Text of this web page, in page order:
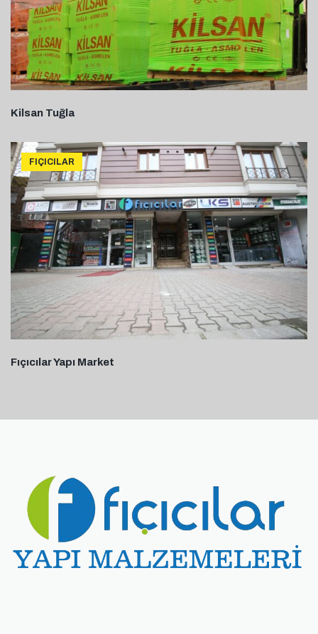
Kilsan Tuğla
FIÇICILAR
Fıçıcılar Yapı Market